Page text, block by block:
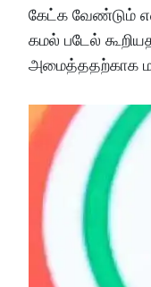
கேட்க வேண்டும்
கமல் படேல்
அமைத்ததற்காக